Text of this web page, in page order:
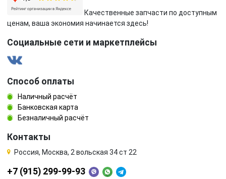
Качественные запчасти по доступным
ценам, ваша экономия начинается здесь!
Социальные сети и маркетплейсы
Способ оплаты
Наличный расчёт
Банковская карта
Безналичный расчёт
Контакты
Россия, Москва, 2 вольская 34 ст 22
+7 (915) 299-99-93